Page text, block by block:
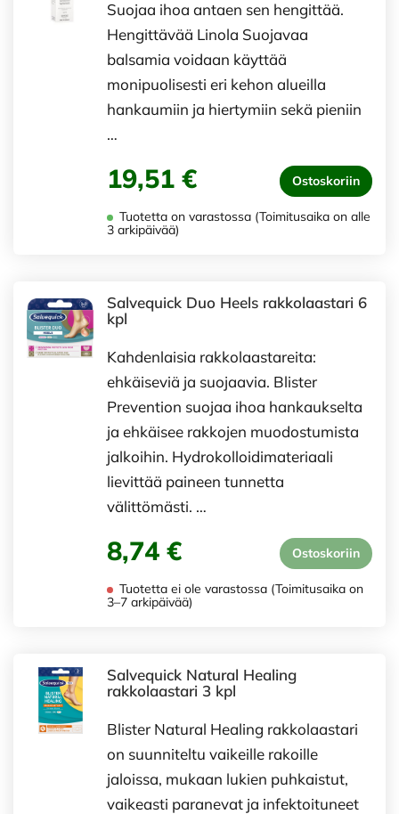
Suojaa ihoa antaen sen hengittää.
Hengittävää Linola Suojavaa
balsamia voidaan käyttää
monipuolisesti eri kehon alueilla
hankaumiin ja hiertymiin sekä pieniin
…
19,51 € Ostoskoriin
Tuotetta on varastossa (Toimitusaika on alle
3 arkipäivää)
Salvequick Duo Heels rakkolaastari 6
kpl
Kahdenlaisia rakkolaastareita:
ehkäiseviä ja suojaavia. Blister
Prevention suojaa ihoa hankaukselta
ja ehkäisee rakkojen muodostumista
jalkoihin. Hydrokolloidimateriaali
lievittää paineen tunnetta
välittömästi. …
8,74 € Ostoskoriin
Tuotetta ei ole varastossa (Toimitusaika on
3–7 arkipäivää)
Salvequick Natural Healing
rakkolaastari 3 kpl
Blister Natural Healing rakkolaastari
on suunniteltu vaikeille rakoille
jaloissa, mukaan lukien puhkaistut,
vaikeasti paranevat ja infektoituneet